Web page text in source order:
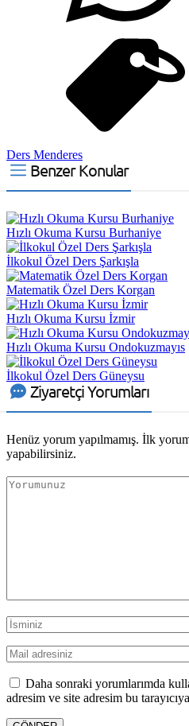
Ders Menderes
Benzer Konular
Hızlı Okuma Kursu Burhaniye
İlkokul Özel Ders Şarkışla
Matematik Özel Ders Korgan
Hızlı Okuma Kursu İzmir
Hızlı Okuma Kursu Ondokuzmayıs
İlkokul Özel Ders Güneysu
Ziyaretçi Yorumları
Henüz yorum yapılmamış. İlk
yapabilirsiniz.
Daha sonraki yorumlarımda
adresim ve site adresim bu